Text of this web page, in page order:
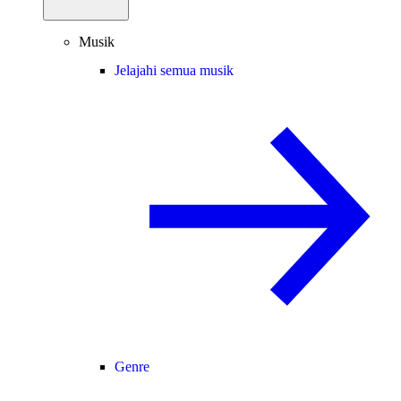
Musik
Jelajahi semua musik
Genre